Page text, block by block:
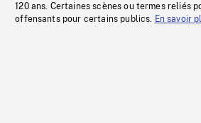
120 ans. Certaines scènes ou termes reliés
offensants pour certains publics. En savoir